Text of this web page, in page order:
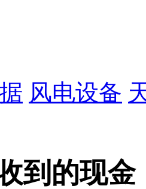
风电设备
到的现金